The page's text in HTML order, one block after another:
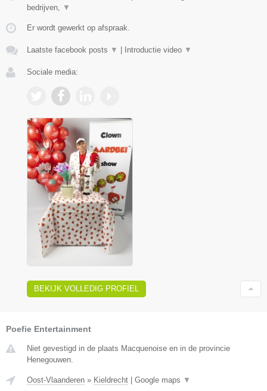
bedrijven,
▼
Er wordt gewerkt op afspraak.
Laatste facebook posts ▼ | Introductie video ▼
Sociale media:
BEKIJK VOLLEDIG PROFIEL
Poefie Entertainment
Niet gevestigd in de plaats Macquenoise en in de provincie
Henegouwen.
Oost-Vlaanderen » Kieldrecht | Google maps ▼